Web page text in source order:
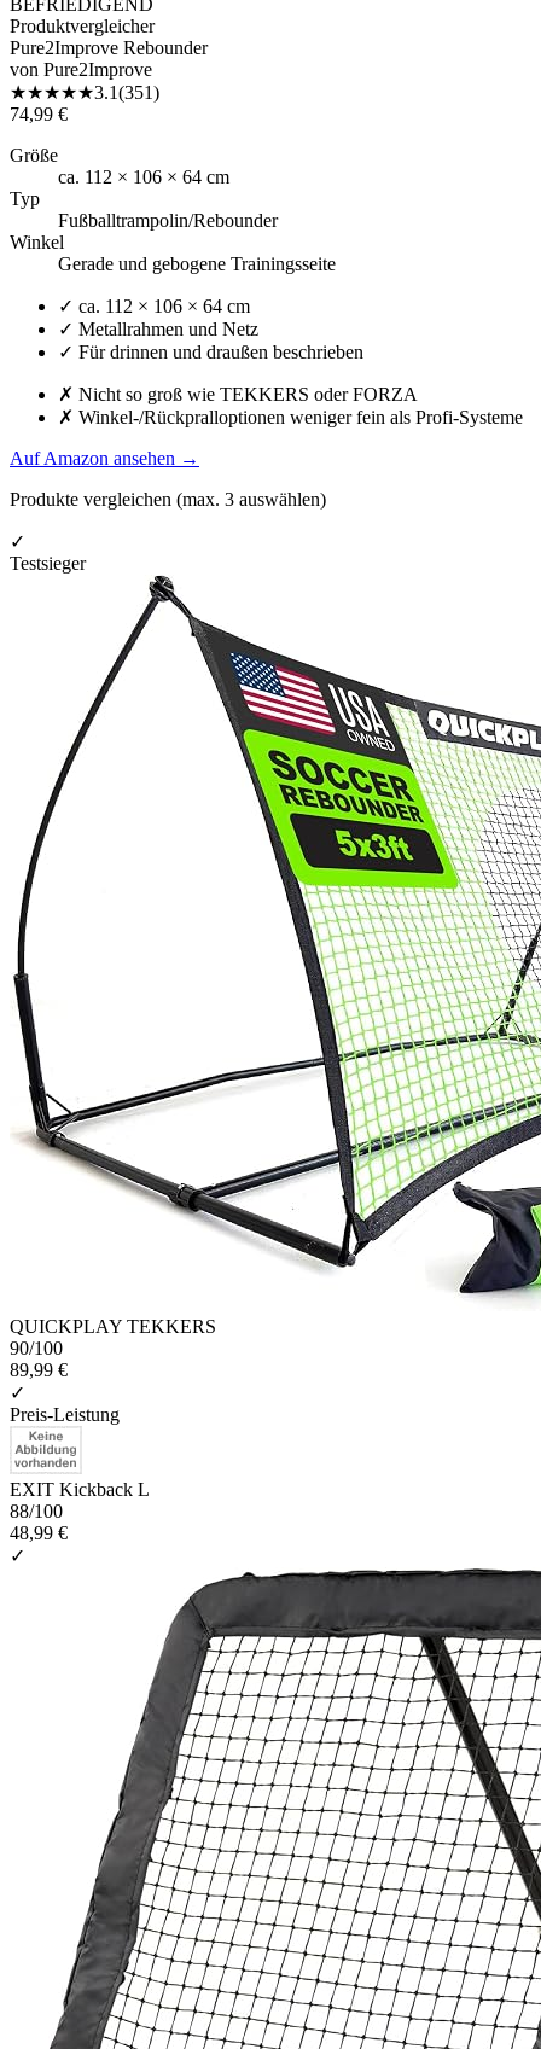
Produktvergleicher
Pure2Improve Rebounder
von Pure2Improve
★★★★★3.1(351)
74,99 €
Größe
ca. 112 × 106 × 64 cm
Typ
Fußballtrampolin/Rebounder
Winkel
Gerade und gebogene Trainingsseite
✓ ca. 112 × 106 × 64 cm
✓ Metallrahmen und Netz
✓ Für drinnen und draußen beschrieben
✗ Nicht so groß wie TEKKERS oder FORZA
✗ Winkel-/Rückpralloptionen weniger fein als Profi-Systeme
Auf Amazon ansehen →
Produkte vergleichen (max. 3 auswählen)
✓
Testsieger
QUICKPLAY TEKKERS
90/100
89,99 €
✓
Preis-Leistung
EXIT Kickback L
88/100
48,99 €
✓